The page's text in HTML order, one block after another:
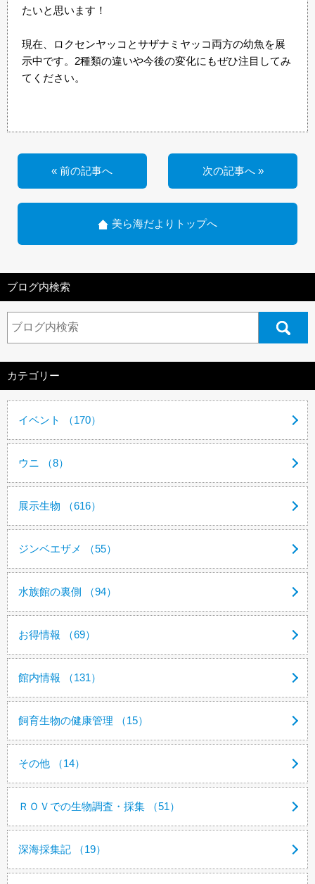
たいと思います！
現在、ロクセンヤッコとサザナミヤッコ両方の幼魚を展
示中です。2種類の違いや今後の変化にもぜひ注目してみ
てください。
« 前の記事へ 次の記事へ »
美ら海だよりトップへ
ブログ内検索
カテゴリー
イベント （170）
ウニ （8）
展示生物 （616）
ジンベエザメ （55）
水族館の裏側 （94）
お得情報 （69）
館内情報 （131）
飼育生物の健康管理 （15）
その他 （14）
ＲＯＶでの生物調査・採集 （51）
深海採集記 （19）